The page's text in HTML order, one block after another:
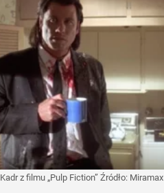
Kadr z filmu „Pulp Fiction” Źródło: Miramax